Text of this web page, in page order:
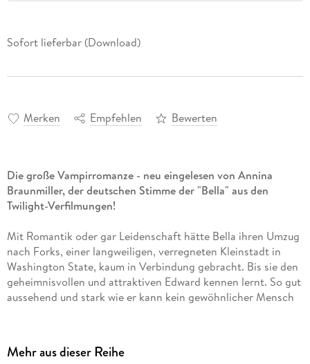
Sofort lieferbar (Download)
Merken Empfehlen Bewerten
Die große Vampirromanze - neu eingelesen von Annina
Braunmiller, der deutschen Stimme der "Bella" aus den
Twilight-Verfilmungen!
Mit Romantik oder gar Leidenschaft hätte Bella ihren Umzug
nach Forks, einer langweiligen, verregneten Kleinstadt in
Washington State, kaum in Verbindung gebracht. Bis sie den
geheimnisvollen und attraktiven Edward kennen lernt. So gut
aussehend und stark wie er kann kein gewöhnlicher Mensch
Mehr aus dieser Reihe